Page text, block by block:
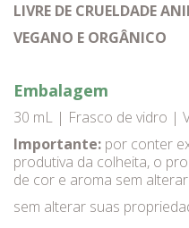
LIVRE DE CRUELDADE
VEGANO E ORGÂNICO
Embalagem
30 mL | Frasco de vidro |
Importante: por conter
produtiva da colheita, o
de cor e aroma sem
sem alterar suas